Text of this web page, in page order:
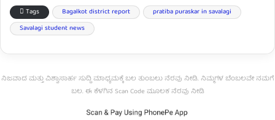
Tags Bagalkot district report
pratiba puraskar in savalagi
Savalagi student news
ನಿಜವಾದ ಮತ್ತು ವಿಶ್ವಾಸಾರ್ಹ ಸುದ್ದಿ ಮಾಧ್ಯಮಕ್ಕೆ ಬಲ ತುಂಬಲು ನೆರವು ನೀಡಿ. ನಿಮ್ಮಗಳ ಬೆಂಬಲವೇ ನಮಗೆ
ಬಲ. ಈ ಕೆಳಗಿನ Scan Code ಮೂಲಕ ನೆರವು ನೀಡಿ